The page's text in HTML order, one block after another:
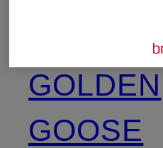
GOLDEN
GOOSE